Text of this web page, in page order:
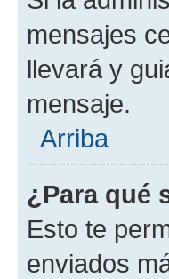
mensajes
llevará y
mensaje.
Arriba
¿Para qué
Esto te
enviados